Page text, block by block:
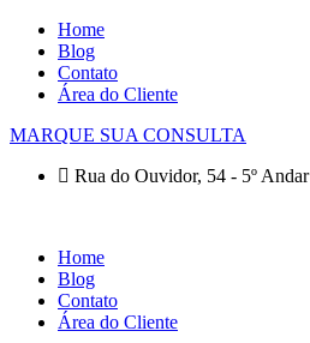
Home
Blog
Contato
Área do Cliente
MARQUE SUA CONSULTA
Rua do Ouvidor, 54 - 5º Andar
Home
Blog
Contato
Área do Cliente